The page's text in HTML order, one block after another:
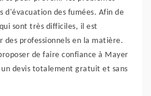
d'évacuation des fumées. Afin de
sont très difficiles, il est
des professionnels en la matière.
de faire confiance à Mayer
un devis totalement gratuit et sans